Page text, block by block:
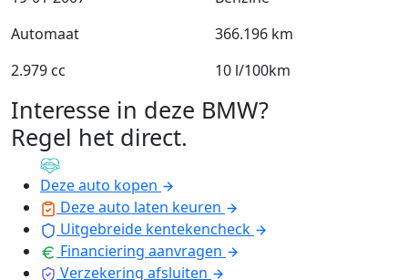
Automaat
366.196 km
2.979 cc
10 l/100km
Interesse in deze BMW?
Regel het direct.
Deze auto kopen
Deze auto laten keuren
Uitgebreide kentekencheck
Financiering aanvragen
Verzekering afsluiten